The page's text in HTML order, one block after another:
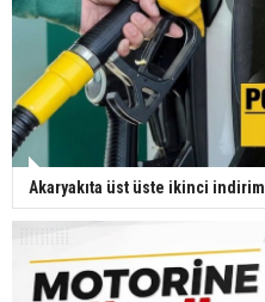
Akaryakıta üst üste ikinci indirim